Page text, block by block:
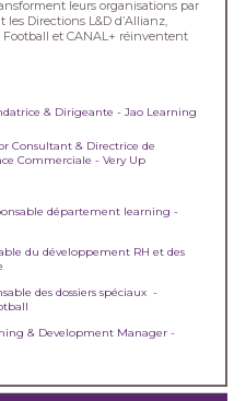
leurs organisations par
Directions L&D d’Allianz,
Football et CANAL+ réinventent
& Dirigeante - Jao Learning
Consultant & Directrice de
Commerciale - Very Up
département learning -
du développement RH et des
des dossiers spéciaux -
& Development Manager -